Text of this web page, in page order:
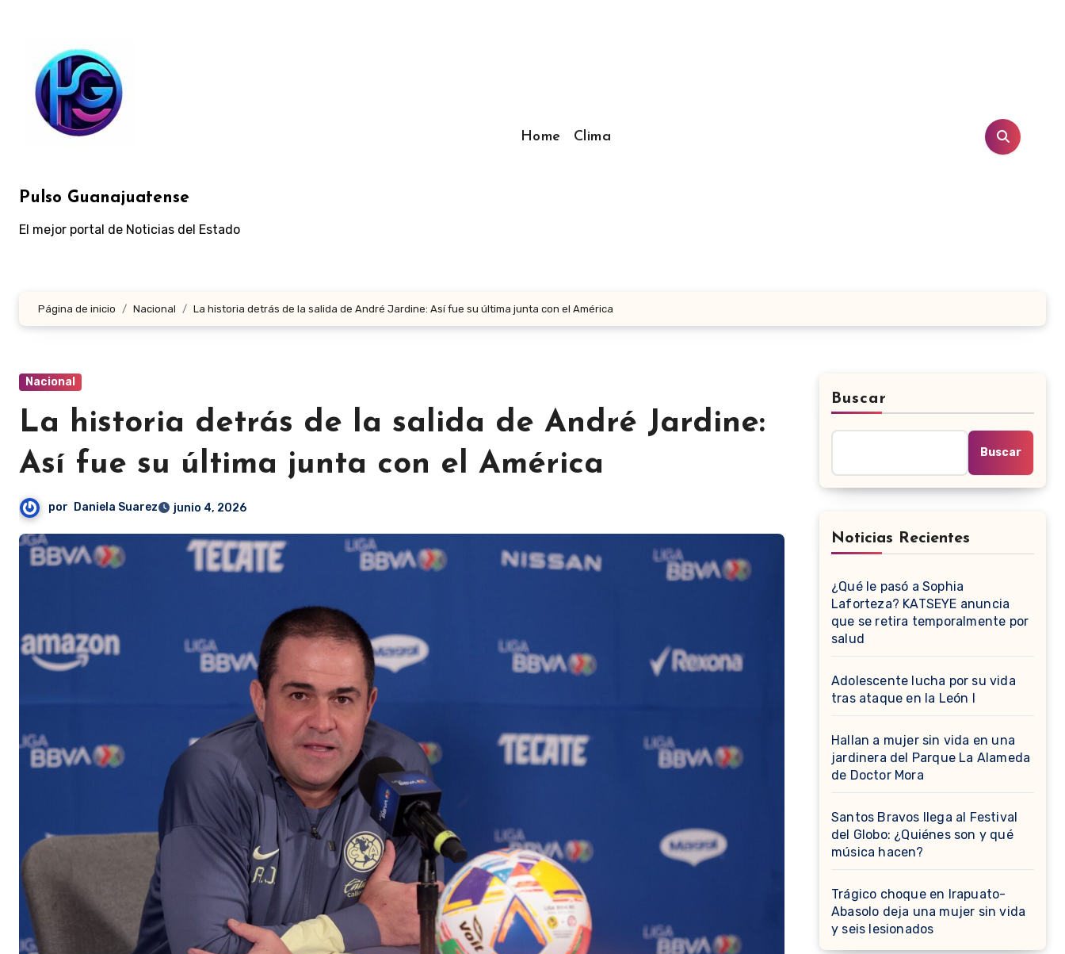
contenido
Pulso Guanajuatense
El mejor portal de Noticias del Estado
Home Clima
Página de inicio Nacional La historia detrás de la salida de André Jardine: Así fue su última junta con el América
Nacional
La historia detrás de la salida de André Jardine:
Así fue su última junta con el América
por Daniela Suarez junio 4, 2026
Buscar
Buscar
Noticias Recientes
¿Qué le pasó a Sophia
Laforteza? KATSEYE anuncia
que se retira temporalmente por
salud
Adolescente lucha por su vida
tras ataque en la León I
Hallan a mujer sin vida en una
jardinera del Parque La Alameda
de Doctor Mora
Santos Bravos llega al Festival
del Globo: ¿Quiénes son y qué
música hacen?
Trágico choque en Irapuato-
Abasolo deja una mujer sin vida
y seis lesionados